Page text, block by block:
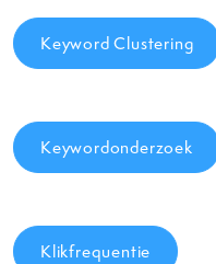
Keyword Clustering
Keywordonderzoek
Klikfrequentie